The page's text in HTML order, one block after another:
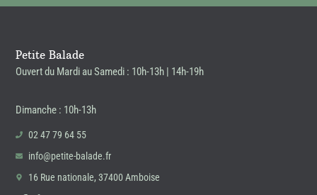
Petite Balade
Ouvert du Mardi au Samedi : 10h-13h | 14h-19h
Dimanche : 10h-13h
02 47 79 64 55
info@petite-balade.fr
16 Rue nationale, 37400 Amboise